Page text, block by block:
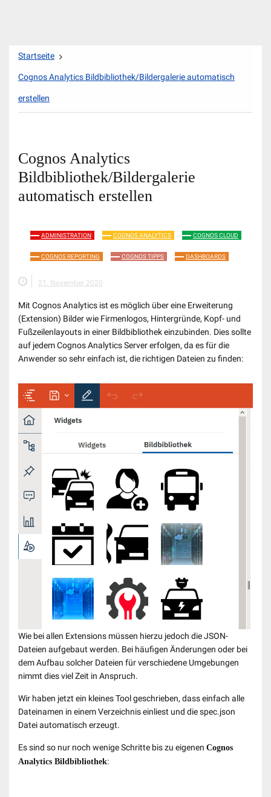
Zum
springen
Startseite
Cognos Analytics Bildbibliothek/Bildergalerie automatisch
erstellen
Cognos Analytics
Bildbibliothek/Bildergalerie
automatisch erstellen
ADMINISTRATION COGNOS ANALYTICS COGNOS CLOUD
COGNOS REPORTING COGNOS TIPPS DASHBOARDS
21. November 2020
Mit Cognos Analytics ist es möglich über eine Erweiterung
(Extension) Bilder wie Firmenlogos, Hintergründe, Kopf- und
Fußzeilenlayouts in einer Bildbibliothek einzubinden. Dies sollte
auf jedem Cognos Analytics Server erfolgen, da es für die
Anwender so sehr einfach ist, die richtigen Dateien zu finden:
Wie bei allen Extensions müssen hierzu jedoch die JSON-
Dateien aufgebaut werden. Bei häufigen Änderungen oder bei
dem Aufbau solcher Dateien für verschiedene Umgebungen
nimmt dies viel Zeit in Anspruch.
Wir haben jetzt ein kleines Tool geschrieben, dass einfach alle
Dateinamen in einem Verzeichnis einliest und die spec.json
Datei automatisch erzeugt.
Es sind so nur noch wenige Schritte bis zu eigenen Cognos
Analytics Bildbibliothek: